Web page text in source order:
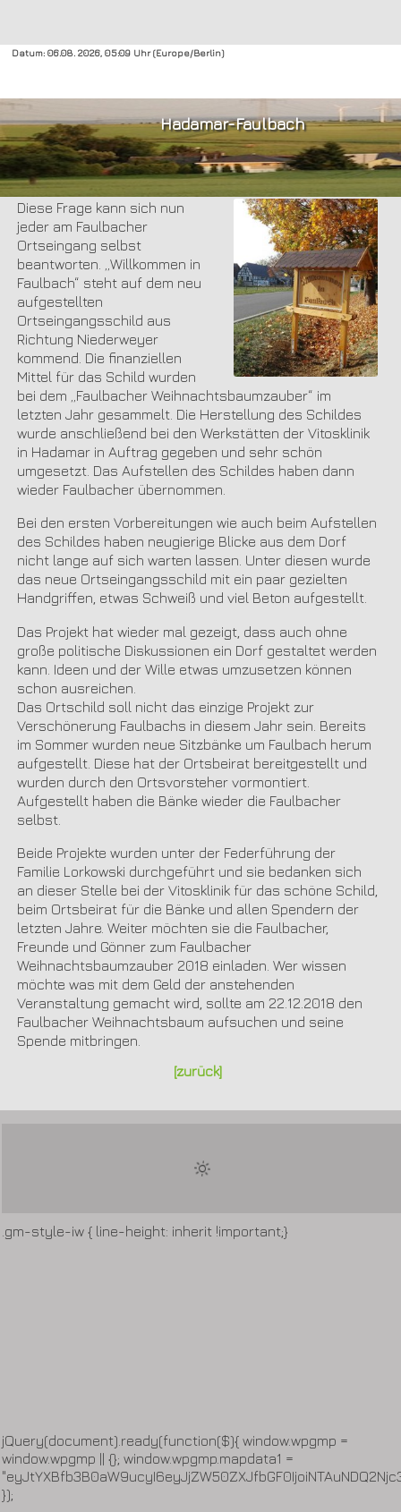
Datum: 06.08. 2026, 05:09 Uhr (Europe/Berlin)
Hadamar-Faulbach
Wo sind wir dann hier?
Diese Frage kann sich nun
jeder am Faulbacher
Ortseingang selbst
beantworten. „Willkommen in
Faulbach“ steht auf dem neu
aufgestellten
Ortseingangsschild aus
Richtung Niederweyer
kommend. Die finanziellen
Mittel für das Schild wurden
bei dem „Faulbacher Weihnachtsbaumzauber“ im
letzten Jahr gesammelt. Die Herstellung des Schildes
wurde anschließend bei den Werkstätten der Vitosklinik
in Hadamar in Auftrag gegeben und sehr schön
umgesetzt. Das Aufstellen des Schildes haben dann
wieder Faulbacher übernommen.
Bei den ersten Vorbereitungen wie auch beim Aufstellen
des Schildes haben neugierige Blicke aus dem Dorf
nicht lange auf sich warten lassen. Unter diesen wurde
das neue Ortseingangsschild mit ein paar gezielten
Handgriffen, etwas Schweiß und viel Beton aufgestellt.
Das Projekt hat wieder mal gezeigt, dass auch ohne
große politische Diskussionen ein Dorf gestaltet werden
kann. Ideen und der Wille etwas umzusetzen können
schon ausreichen.
Das Ortschild soll nicht das einzige Projekt zur
Verschönerung Faulbachs in diesem Jahr sein. Bereits
im Sommer wurden neue Sitzbänke um Faulbach herum
aufgestellt. Diese hat der Ortsbeirat bereitgestellt und
wurden durch den Ortsvorsteher vormontiert.
Aufgestellt haben die Bänke wieder die Faulbacher
selbst.
Beide Projekte wurden unter der Federführung der
Familie Lorkowski durchgeführt und sie bedanken sich
an dieser Stelle bei der Vitosklinik für das schöne Schild,
beim Ortsbeirat für die Bänke und allen Spendern der
letzten Jahre. Weiter möchten sie die Faulbacher,
Freunde und Gönner zum Faulbacher
Weihnachtsbaumzauber 2018 einladen. Wer wissen
möchte was mit dem Geld der anstehenden
Veranstaltung gemacht wird, sollte am 22.12.2018 den
Faulbacher Weihnachtsbaum aufsuchen und seine
Spende mitbringen.
[zurück]
.gm-style-iw { line-height: inherit !important;}
jQuery(document).ready(function($){ window.wpgmp =
window.wpgmp || {}; window.wpgmp.mapdata1 =
});